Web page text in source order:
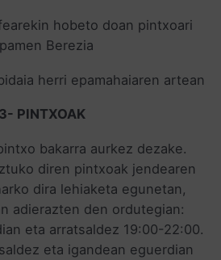
hobeto doan pintxoari
Berezia
herri epamahaiaren artean
3- PINTXOAK
bakarra aurkez dezake.
diren pintxoak jendearen
dira lehiaketa egunetan,
adierazten den ordutegian:
eta arratsaldez 19:00-22:00.
eta igandean eguerdian